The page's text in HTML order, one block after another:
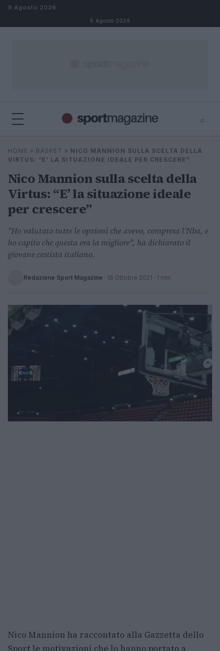
Salta al contenuto
9 Agosto 2026
9 Agosto 2026
⌕
Cerca
⌕
HOME » BASKET » NICO MANNION SULLA SCELTA DELLA
VIRTUS: “E’ LA SITUAZIONE IDEALE PER CRESCERE”
Nico Mannion sulla scelta della
Virtus: “E’ la situazione ideale
per crescere”
"Ho valutato tutte le opzioni che avevo, compresa l'Nba, e
ho capito che questa era la migliore", ha dichiarato il
giovane cestista italiano.
Redazione Sport Magazine · 16 Ottobre 2021 · 1 min
Nico Mannion ha raccontato alla Gazzetta dello